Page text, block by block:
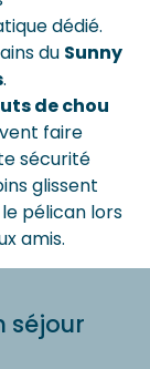
dédié.
du Sunny
.
de chou
faire
sécurité
glissent
pélican lors
amis.
séjour